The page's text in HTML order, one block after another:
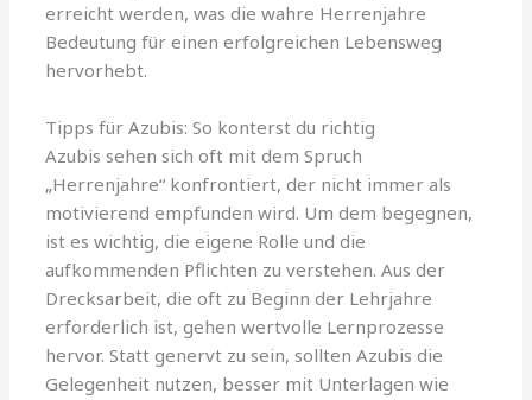
erreicht werden, was die wahre Herrenjahre
Bedeutung für einen erfolgreichen Lebensweg
hervorhebt.
Tipps für Azubis: So konterst du richtig
Azubis sehen sich oft mit dem Spruch
„Herrenjahre“ konfrontiert, der nicht immer als
motivierend empfunden wird. Um dem begegnen,
ist es wichtig, die eigene Rolle und die
aufkommenden Pflichten zu verstehen. Aus der
Drecksarbeit, die oft zu Beginn der Lehrjahre
erforderlich ist, gehen wertvolle Lernprozesse
hervor. Statt genervt zu sein, sollten Azubis die
Gelegenheit nutzen, besser mit Unterlagen wie